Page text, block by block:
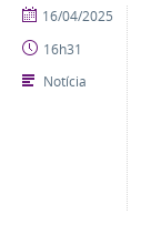
publicado
16/04/2025
16h31
Notícia